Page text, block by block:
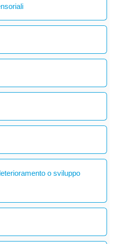
o sviluppo